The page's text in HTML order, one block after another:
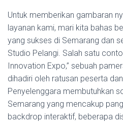
Untuk memberikan gambaran
layanan kami, mari kita bahas
yang sukses di Semarang dan
Studio Pelangi. Salah satu
Innovation Expo,” sebuah
dihadiri oleh ratusan peserta
Penyelenggara membutuhkan
Semarang yang mencakup
backdrop interaktif, beberapa